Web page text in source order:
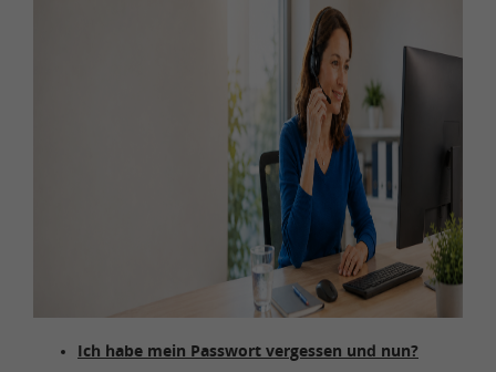
Ich habe mein Passwort vergessen und nun?